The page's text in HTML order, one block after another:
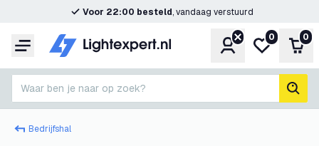
Voor 22:00 besteld, vandaag verstuurd
Menu Account
Mijn
0 0
Waar ben je naar op zoek?
Bedrijfshal